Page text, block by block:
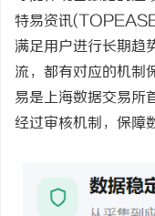
特易资讯
满足用户进行长期趋
流，都有对应的机制
易是上海数据交易所
经过审核机制，保障